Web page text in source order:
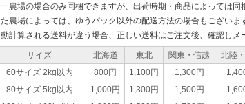
農場の場合のみ同梱できますが、出荷時期・商品によっては同
た農場によっては、ゆうパック以外の配送方法の場合もございま
計算される送料が違う場合、正しい送料はご注文後、確認しメ
サイズ 北海道 東北 関東・信越 北陸
60サイズ 2kg以内
800円 1,100円 1,300円
80サイズ 5kg以内
1,000円 1,300円 1,500円